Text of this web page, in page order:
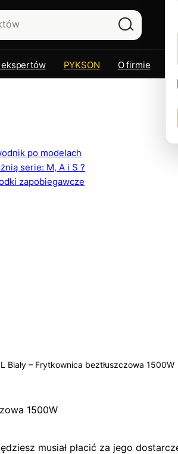
po modelach
serie: M, A i S ?
zapobiegawcze
ekspertów PYKSON O firmie
Biały – Frytkownica beztłuszczowa 1500W
1500W
musiał płacić za jego